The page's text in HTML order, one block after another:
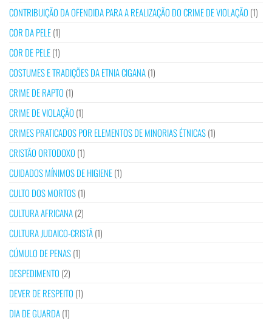
CONTRIBUIÇÃO DA OFENDIDA PARA A REALIZAÇÃO DO CRIME DE VIOLAÇÃO (1)
COR DA PELE(1)
COR DE PELE(1)
COSTUMES E TRADIÇÕES DA ETNIA CIGANA(1)
CRIME DE RAPTO (1)
CRIME DE VIOLAÇÃO (1)
CRIMES PRATICADOS POR ELEMENTOS DE MINORIAS ÉTNICAS(1)
CRISTÃO ORTODOXO (1)
CUIDADOS MÍNIMOS DE HIGIENE(1)
CULTO DOS MORTOS(1)
CULTURA AFRICANA(2)
CULTURA JUDAICO-CRISTÃ(1)
CÚMULO DE PENAS(1)
DESPEDIMENTO (2)
DEVER DE RESPEITO (1)
DIA DE GUARDA(1)